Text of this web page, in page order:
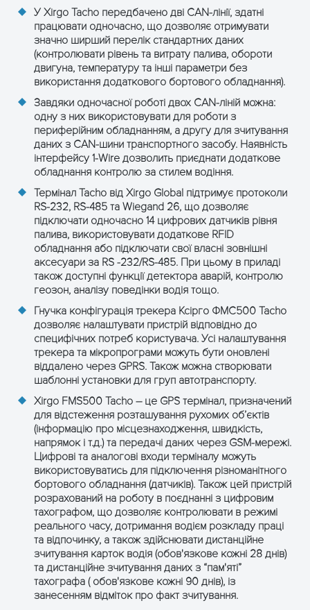
У Xirgo Tacho передбачено дві CAN-лінії, здатні
працювати одночасно, що дозволяє отримувати
значно ширший перелік стандартних даних
(контролювати рівень та витрату палива, обороти
двигуна, температуру та інші параметри без
використання додаткового бортового обладнання).
Завдяки одночасної роботі двох CAN-ліній можна:
одну з них використовувати для роботи з
периферійним обладнанням, а другу для зчитування
даних з CAN-шини транспортного засобу. Наявність
інтерфейсу 1-Wire дозволить приєднати додаткове
обладнання контролю за стилем водіння.
Термінал Tacho від Xirgo Global підтримує протоколи
RS-232, RS-485 та Wiegand 26, що дозволяє
підключати одночасно 14 цифрових датчиків рівня
палива, використовувати додаткове RFID
обладнання або підключати свої власні зовнішні
аксесуари за RS -232/RS-485. При цьому в приладі
також доступні функції детектора аварій, контролю
геозон, аналізу поведінки водія тощо.
Гнучка конфігурація трекера Ксірго ФМС500 Tacho
дозволяє налаштувати пристрій відповідно до
специфічних потреб користувача. Усі налаштування
трекера та мікропрограми можуть бути оновлені
віддалено через GPRS. Також можна створювати
шаблонні установки для груп автотранспорту.
Xirgo FMS500 Tacho – це GPS термінал, призначений
для відстеження розташування рухомих об’єктів
(інформацію про місцезнаходження, швидкість,
напрямок і т.д.) та передачі даних через GSM-мережі.
Цифрові та аналогові входи терміналу можуть
використовуватись для підключення різноманітного
бортового обладнання (датчиків). Також цей пристрій
розрахований на роботу в поєднанні з цифровим
тахографом, що дозволяє контролювати в режимі
реального часу, дотримання водієм розкладу праці
та відпочинку, а також здійснювати дистанційне
зчитування карток водія (обов'язкове кожні 28 днів)
та дистанційне зчитування даних з “пам'яті”
тахографа ( обов'язкове кожні 90 днів), із
занесенням відміток про факт зчитування.